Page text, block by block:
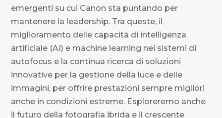
emergenti su cui Canon sta puntando per
mantenere la leadership. Tra queste, il
miglioramento delle capacità di intelligenza
artificiale (AI) e machine learning nei sistemi di
autofocus e la continua ricerca di soluzioni
innovative per la gestione della luce e delle
immagini, per offrire prestazioni sempre migliori
anche in condizioni estreme. Esploreremo anche
il futuro della fotografia ibrida e il crescente